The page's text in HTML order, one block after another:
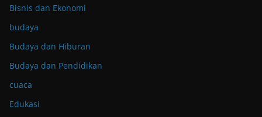
Bisnis dan Ekonomi
budaya
Budaya dan Hiburan
Budaya dan Pendidikan
cuaca
Edukasi